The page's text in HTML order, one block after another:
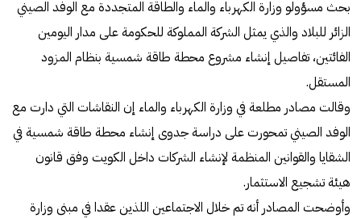
بحث مسؤولو وزارة الكهرباء والماء والطاقة المتجددة مع الوفد الصيني
الزائر للبلاد والذي يمثل الشركة المملوكة للحكومة على مدار اليومين
الفائتين، تفاصيل إنشاء مشروع محطة طاقة شمسية بنظام المزود
المستقل.
وقالت مصادر مطلعة في وزارة الكهرباء والماء إن النقاشات التي دارت مع
الوفد الصيني تمحورت على دراسة جدوى إنشاء محطة طاقة شمسية في
الشقايا والقوانين المنظمة لإنشاء الشركات داخل الكويت وفق قانون
هيئة تشجيع الاستثمار.
وأوضحت المصادر أنه تم خلال الاجتماعين اللذين عقدا في مبنى وزارة